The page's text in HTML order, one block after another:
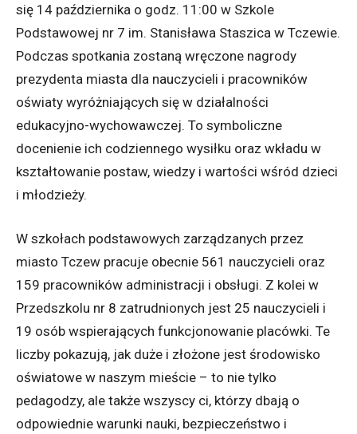
się 14 października o godz. 11:00 w Szkole
Podstawowej nr 7 im. Stanisława Staszica w Tczewie.
Podczas spotkania zostaną wręczone nagrody
prezydenta miasta dla nauczycieli i pracowników
oświaty wyróżniających się w działalności
edukacyjno-wychowawczej. To symboliczne
docenienie ich codziennego wysiłku oraz wkładu w
kształtowanie postaw, wiedzy i wartości wśród dzieci
i młodzieży.
W szkołach podstawowych zarządzanych przez
miasto Tczew pracuje obecnie 561 nauczycieli oraz
159 pracowników administracji i obsługi. Z kolei w
Przedszkolu nr 8 zatrudnionych jest 25 nauczycieli i
19 osób wspierających funkcjonowanie placówki. Te
liczby pokazują, jak duże i złożone jest środowisko
oświatowe w naszym mieście – to nie tylko
pedagodzy, ale także wszyscy ci, którzy dbają o
odpowiednie warunki nauki, bezpieczeństwo i